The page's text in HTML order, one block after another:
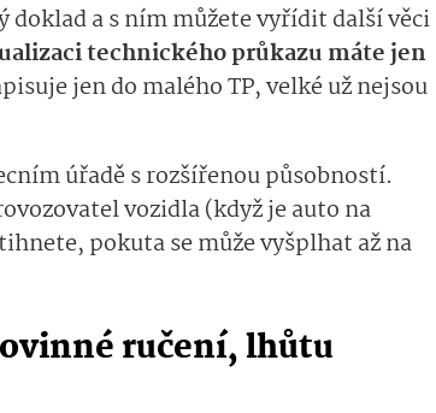
doklad a s ním můžete vyřídit další věci
technického průkazu máte jen
jen do malého TP, velké už nejsou
úřadě s rozšířenou působností.
vozidla (když je auto na
pokuta se může vyšplhat až na
ručení, lhůtu